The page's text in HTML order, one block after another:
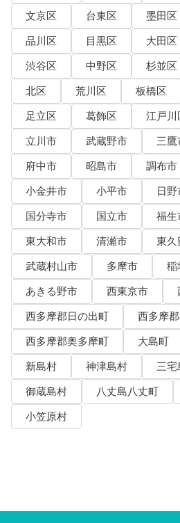
文京区
台東区 墨田区
品川区
目黒区 大田区
渋谷区
中野区 杉並区
北区
荒川区 板橋区
足立区
葛飾区 江戸川
立川市
武蔵野市 三鷹
府中市
昭島市 調布市
小金井市
小平市 日野
国分寺市
国立市 福生
東大和市
清瀬市
東久
武蔵村山市
多摩市 稲
あきる野市
西東京市
西多摩郡日の出町
西多摩
西多摩郡奥多摩町
大島町
新島村
神津島村
三宅
御蔵島村
八丈島八丈町
小笠原村